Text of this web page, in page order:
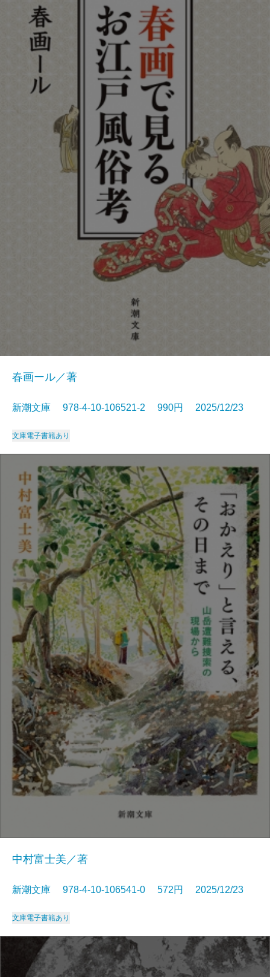
春画ール／著
新潮文庫 978-4-10-106521-2 990円 2025/12/23
文庫電子書籍あり
中村富士美／著
新潮文庫 978-4-10-106541-0 572円 2025/12/23
文庫電子書籍あり